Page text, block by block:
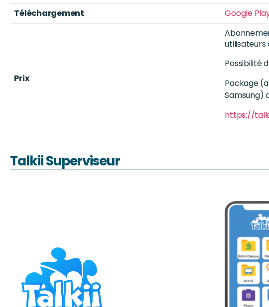
Téléchargement
Google
Prix
utilisateurs
Possibilité
Package
Samsung)
https://
Talkii Superviseur